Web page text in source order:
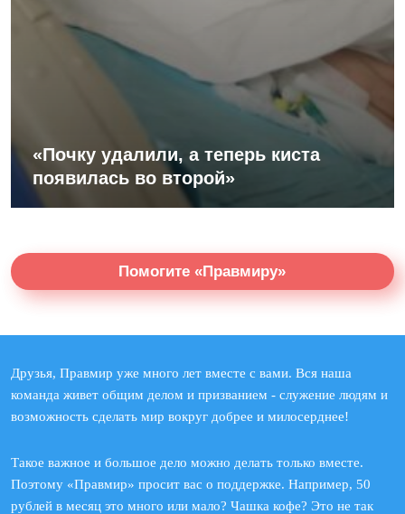
«Почку удалили, а теперь киста
появилась во второй»
Помогите «Правмиру»
Друзья, Правмир уже много лет вместе с вами. Вся наша
команда живет общим делом и призванием - служение людям и
возможность сделать мир вокруг добрее и милосерднее!
Такое важное и большое дело можно делать только вместе.
Поэтому «Правмир» просит вас о поддержке. Например, 50
рублей в месяц это много или мало? Чашка кофе? Это не так